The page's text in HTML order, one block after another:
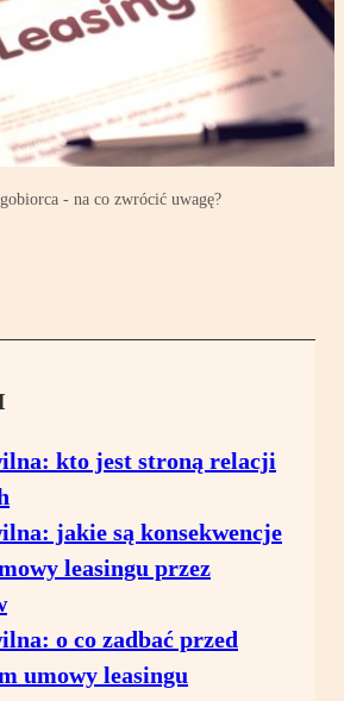
- na co zwrócić uwagę?
kto jest stroną relacji
jakie są konsekwencje
leasingu przez
o co zadbać przed
umowy leasingu